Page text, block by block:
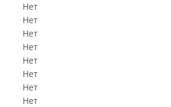
Нет
Нет
Нет
Нет
Нет
Нет
Нет
Нет